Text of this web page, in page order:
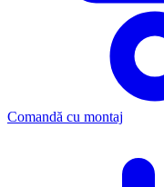
Comandă cu montaj